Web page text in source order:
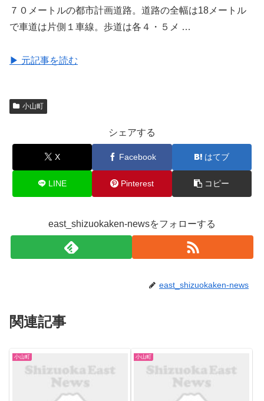
７０メートルの都市計画道路。道路の全幅は18メートル
で車道は片側１車線。歩道は各４・５メ …
▶ 元記事を読む
小山町
シェアする
X Facebook はてブ
LINE Pinterest コピー
east_shizuokaken-newsをフォローする
east_shizuokaken-news
関連記事
小山町 小山町